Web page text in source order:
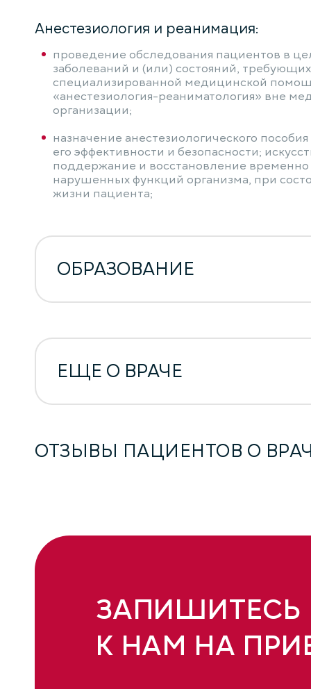
Анестезиология и реанимация:
проведение обследования пациентов в
заболеваний и (или) состояний, требующих
специализированной медицинской
«анестезиология-реаниматология» вне
организации;
назначение анестезиологического
его эффективности и безопасности;
поддержание и восстановление
нарушенных функций организма, при
жизни пациента;
ОБРАЗОВАНИЕ
ЕЩЕ О ВРАЧЕ
ОТЗЫВЫ ПАЦИЕНТОВ О
ЗАПИШИТЕСЬ
К НАМ НА